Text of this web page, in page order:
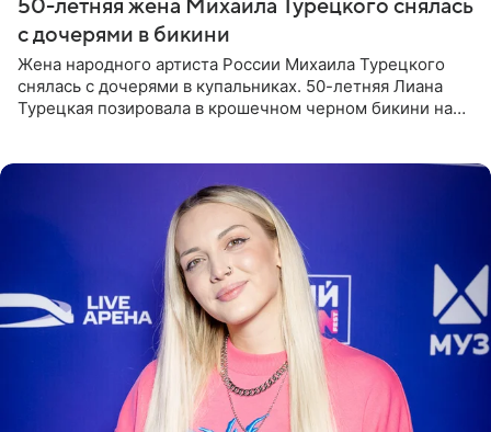
50-летняя жена Михаила Турецкого снялась
с дочерями в бикини
Жена народного артиста России Михаила Турецкого
снялась с дочерями в купальниках. 50-летняя Лиана
Турецкая позировала в крошечном черном бикини на